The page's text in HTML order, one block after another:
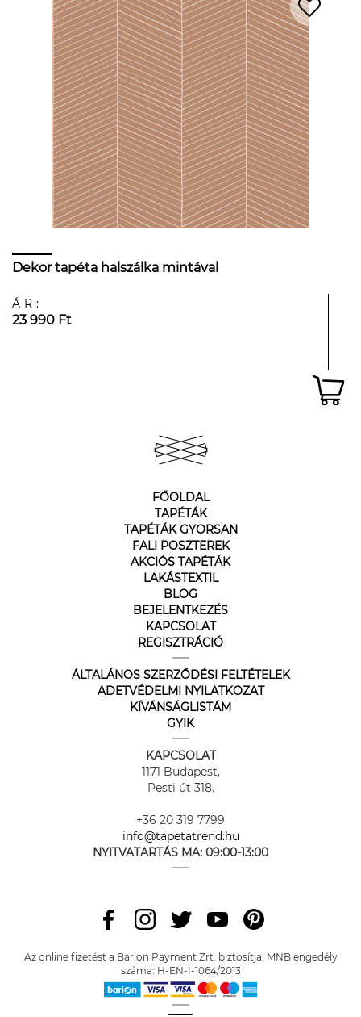
Dekor tapéta halszálka mintával
ÁR:
23 990 Ft
FŐOLDAL
TAPÉTÁK
TAPÉTÁK GYORSAN
FALI POSZTEREK
AKCIÓS TAPÉTÁK
LAKÁSTEXTIL
BLOG
BEJELENTKEZÉS
KAPCSOLAT
REGISZTRÁCIÓ
ÁLTALÁNOS SZERZŐDÉSI FELTÉTELEK
ADETVÉDELMI NYILATKOZAT
KÍVÁNSÁGLISTÁM
GYIK
KAPCSOLAT
1171 Budapest,
Pesti út 318.
+36 20 319 7799
info@tapetatrend.hu
NYITVATARTÁS MA: 09:00-13:00
Az online fizetést a Barion Payment Zrt. biztosítja, MNB engedély
száma: H-EN-I-1064/2013